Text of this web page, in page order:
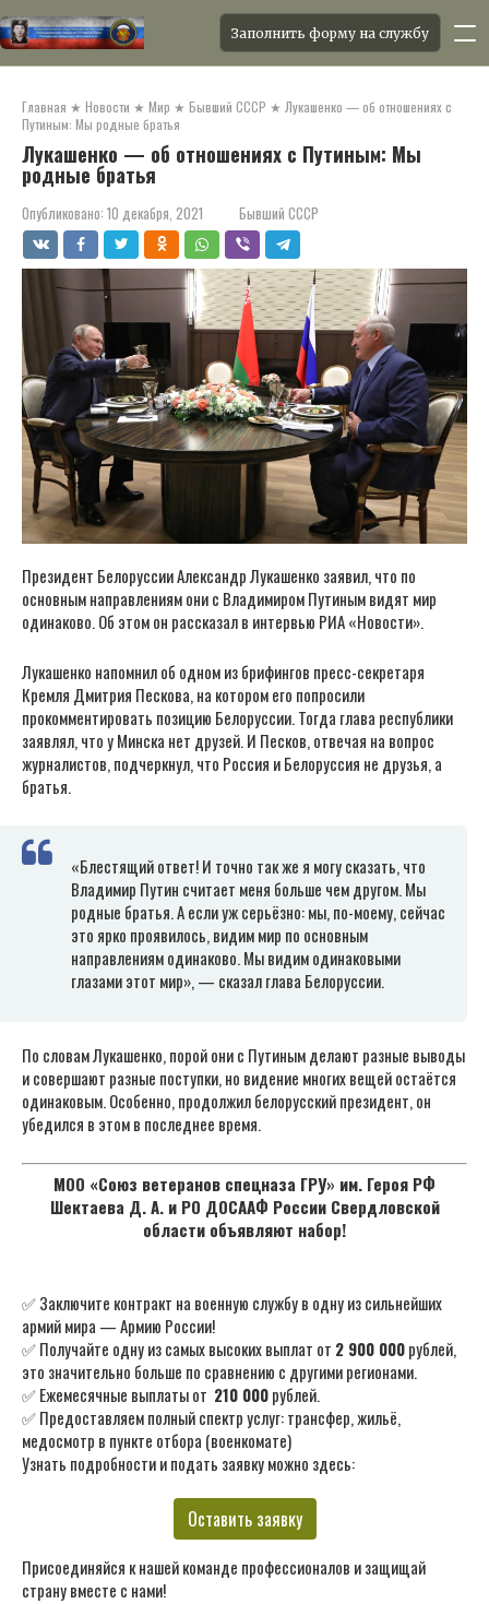
контенту
Заполнить форму на службу
Главная ★ Новости ★ Мир ★ Бывший СССР ★ Лукашенко — об отношениях с
Путиным: Мы родные братья
Лукашенко — об отношениях с Путиным: Мы
родные братья
Опубликовано: 10 декабря, 2021 Бывший СССР
Президент Белоруссии Александр Лукашенко заявил, что по
основным направлениям они с Владимиром Путиным видят мир
одинаково. Об этом он рассказал в интервью РИА «Новости».
Лукашенко напомнил об одном из брифингов пресс-секретаря
Кремля Дмитрия Пескова, на котором его попросили
прокомментировать позицию Белоруссии. Тогда глава республики
заявлял, что у Минска нет друзей. И Песков, отвечая на вопрос
журналистов, подчеркнул, что Россия и Белоруссия не друзья, а
братья.
«Блестящий ответ! И точно так же я могу сказать, что
Владимир Путин считает меня больше чем другом. Мы
родные братья. А если уж серьёзно: мы, по-моему, сейчас
это ярко проявилось, видим мир по основным
направлениям одинаково. Мы видим одинаковыми
глазами этот мир», — сказал глава Белоруссии.
По словам Лукашенко, порой они с Путиным делают разные выводы
и совершают разные поступки, но видение многих вещей остаётся
одинаковым. Особенно, продолжил белорусский президент, он
убедился в этом в последнее время.
МОО «Союз ветеранов спецназа ГРУ» им. Героя РФ
Шектаева Д. А. и РО ДОСААФ России Свердловской
области объявляют набор!
✅ Заключите контракт на военную службу в одну из сильнейших
армий мира — Армию России!
✅ Получайте одну из самых высоких выплат от 2 900 000рублей,
это значительно больше по сравнению с другими регионами.
✅ Ежемесячные выплаты от 210 000рублей.
✅ Предоставляем полный спектр услуг: трансфер, жильё,
медосмотр в пункте отбора (военкомате)
Узнать подробности и подать заявку можно здесь:
Оставить заявку
Присоединяйся к нашей команде профессионалов и защищай
страну вместе с нами!